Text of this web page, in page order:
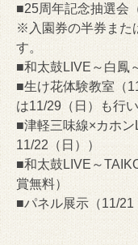
■25周年記念抽選会
※入園券の半券また
す。
■和太鼓LIVE～白鳳
■生け花体験教室（
は11/29（日）も行
■津軽三味線×カホ
11/22（日））
■和太鼓LIVE～
賞無料）
■パネル展示（11/21